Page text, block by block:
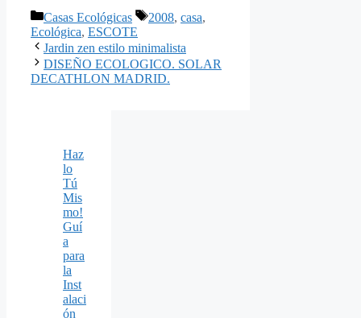
Categorías
Casas Ecológicas Etiquetas
2008, casa,
Ecológica, ESCOTE
Jardin zen estilo minimalista
DISEÑO ECOLOGICO. SOLAR
DECATHLON MADRID.
Haz
lo
Tú
Mis
mo!
Guí
a
para
la
Inst
alaci
ón